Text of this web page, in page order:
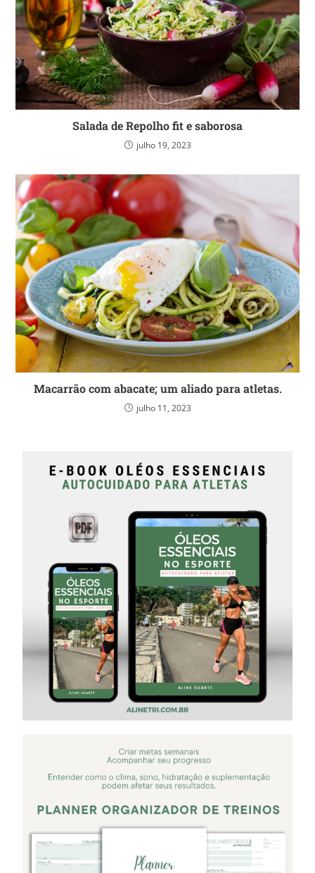
Salada de Repolho fit e saborosa
julho 19, 2023
Macarrão com abacate; um aliado para atletas.
julho 11, 2023